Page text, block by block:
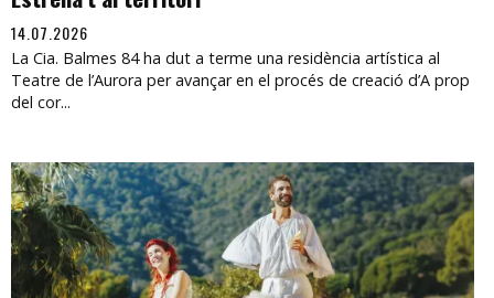
14.07.2026
La Cia. Balmes 84 ha dut a terme una residència artística al
Teatre de l’Aurora per avançar en el procés de creació d’A prop
del cor...